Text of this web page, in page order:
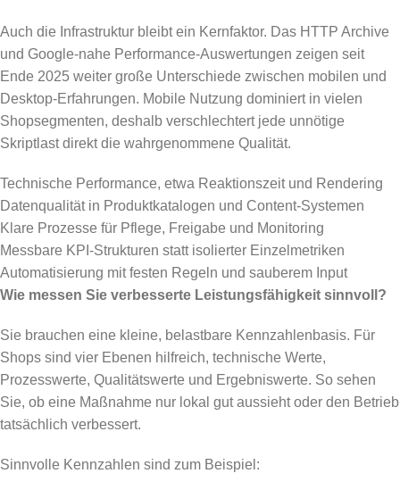
Auch die Infrastruktur bleibt ein Kernfaktor. Das HTTP Archive
und Google-nahe Performance-Auswertungen zeigen seit
Ende 2025 weiter große Unterschiede zwischen mobilen und
Desktop-Erfahrungen. Mobile Nutzung dominiert in vielen
Shopsegmenten, deshalb verschlechtert jede unnötige
Skriptlast direkt die wahrgenommene Qualität.
Technische Performance, etwa Reaktionszeit und Rendering
Datenqualität in Produktkatalogen und Content-Systemen
Klare Prozesse für Pflege, Freigabe und Monitoring
Messbare KPI-Strukturen statt isolierter Einzelmetriken
Automatisierung mit festen Regeln und sauberem Input
Wie messen Sie verbesserte Leistungsfähigkeit sinnvoll?
Sie brauchen eine kleine, belastbare Kennzahlenbasis. Für
Shops sind vier Ebenen hilfreich, technische Werte,
Prozesswerte, Qualitätswerte und Ergebniswerte. So sehen
Sie, ob eine Maßnahme nur lokal gut aussieht oder den Betrieb
tatsächlich verbessert.
Sinnvolle Kennzahlen sind zum Beispiel: